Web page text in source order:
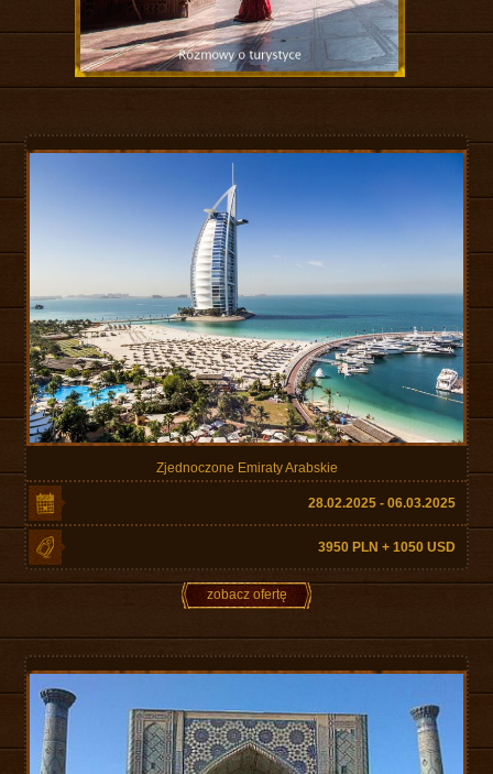
Zjednoczone Emiraty Arabskie
28.02.2025 - 06.03.2025
3950 PLN + 1050 USD
zobacz ofertę